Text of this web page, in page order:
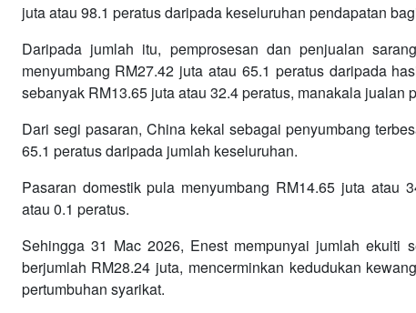
juta atau 98.1 peratus daripada keseluruhan pendapatan
Daripada jumlah itu, pemprosesan dan penjualan
menyumbang RM27.42 juta atau 65.1 peratus daripada
sebanyak RM13.65 juta atau 32.4 peratus, manakala
Dari segi pasaran, China kekal sebagai penyumbang
65.1 peratus daripada jumlah keseluruhan.
Pasaran domestik pula menyumbang RM14.65 juta atau
atau 0.1 peratus.
Sehingga 31 Mac 2026, Enest mempunyai jumlah ekuiti
berjumlah RM28.24 juta, mencerminkan kedudukan
pertumbuhan syarikat.